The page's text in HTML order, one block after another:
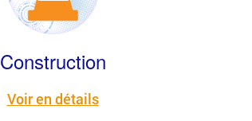
Construction
Voir en détails